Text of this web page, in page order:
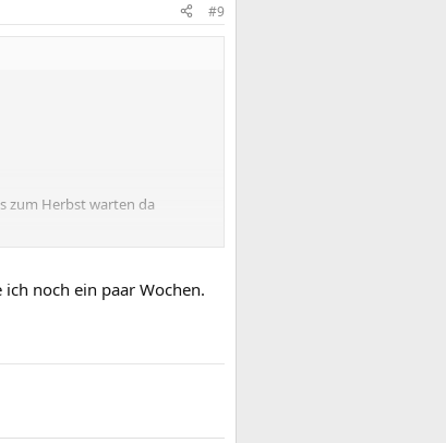
#9
zum Herbst warten da
noch ein paar Wochen.